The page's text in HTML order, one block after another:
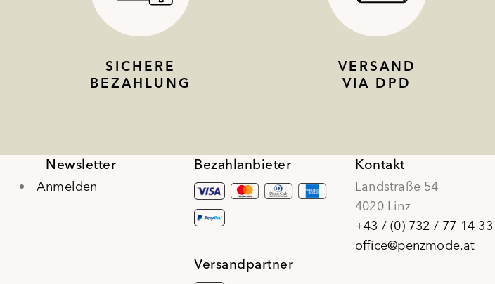
SICHERE
BEZAHLUNG
VERSAND
VIA DPD
Newsletter
Anmelden
Bezahlanbieter
Versandpartner
Kontakt
Landstraße 54
4020 Linz
+43 / (0) 732 / 77 14 33
office@penzmode.at